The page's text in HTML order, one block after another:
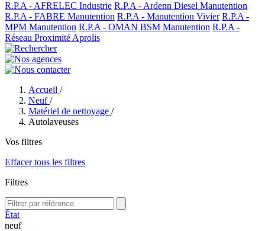
R.P.A - AFRELEC Industrie R.P.A - Ardenn Diesel Manutention
R.P.A - FABRE Manutention R.P.A - Manutention Vivier R.P.A -
MPM Manutention R.P.A - OMAN BSM Manutention R.P.A -
Réseau Proximité Aprolis
Accueil /
Neuf /
Matériel de nettoyage /
Autolaveuses
Vos filtres
Effacer tous les filtres
Filtres
État
neuf